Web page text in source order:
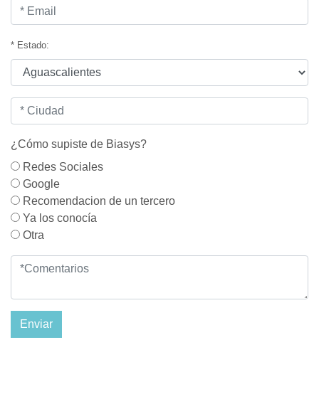
* Estado:
¿Cómo supiste de Biasys?
Redes Sociales
Google
Recomendacion de un tercero
Ya los conocía
Otra